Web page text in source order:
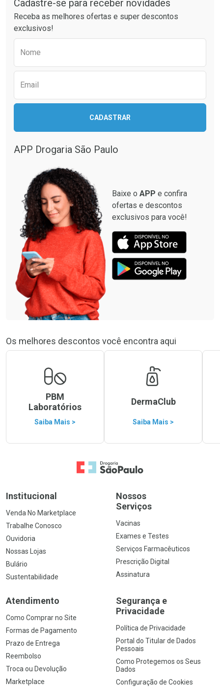
Comprar sem Desconto
Por R$ 664,02/cada
Comprar sem Desconto
Ativar Desconto
Comprar sem Desconto
Cadastre-se para receber novidades
Receba as melhores ofertas e super descontos
exclusivos!
Nome
Email
CADASTRAR
APP Drogaria São Paulo
Baixe o APP e confira
ofertas e descontos
exclusivos para você!
Os melhores descontos você encontra aqui
PBM
Laboratórios
Saiba Mais >
DermaClub
Saiba Mais >
Ir para a Home
Institucional
Venda No Marketplace
Trabalhe Conosco
Ouvidoria
Nossas Lojas
Bulário
Sustentabilidade
Nossos
Serviços
Vacinas
Exames e Testes
Serviços Farmacêuticos
Prescrição Digital
Assinatura
Atendimento
Como Comprar no Site
Formas de Pagamento
Prazo de Entrega
Reembolso
Troca ou Devolução
Marketplace
Segurança e
Privacidade
Política de Privacidade
Portal do Titular de Dados
Pessoais
Como Protegemos os Seus
Dados
Configuração de Cookies